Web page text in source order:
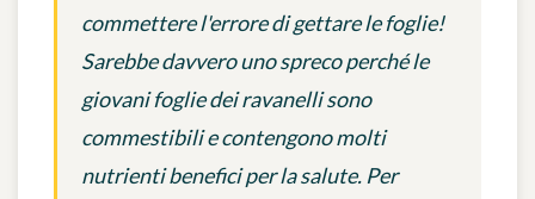
commettere l'errore di gettare le foglie!
Sarebbe davvero uno spreco perché le
giovani foglie dei ravanelli sono
commestibili e contengono molti
nutrienti benefici per la salute. Per